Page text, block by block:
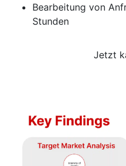
Bearbeitung von
Stunden
Jetzt